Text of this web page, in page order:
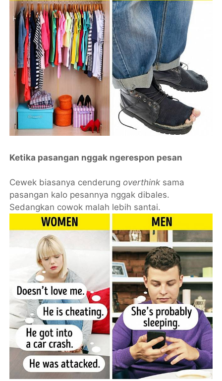
Ketika pasangan nggak ngerespon pesan
Cewek biasanya cenderung overthink sama
pasangan kalo pesannya nggak dibales.
Sedangkan cowok malah lebih santai.